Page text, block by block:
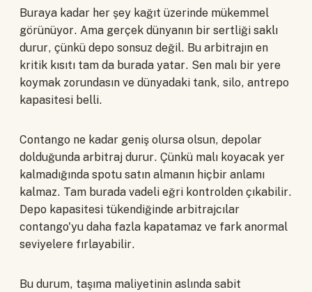
Buraya kadar her şey kağıt üzerinde mükemmel
görünüyor. Ama gerçek dünyanın bir sertliği saklı
durur, çünkü depo sonsuz değil. Bu arbitrajın en
kritik kısıtı tam da burada yatar. Sen malı bir yere
koymak zorundasın ve dünyadaki tank, silo, antrepo
kapasitesi belli.
Contango ne kadar geniş olursa olsun, depolar
dolduğunda arbitraj durur. Çünkü malı koyacak yer
kalmadığında spotu satın almanın hiçbir anlamı
kalmaz. Tam burada vadeli eğri kontrolden çıkabilir.
Depo kapasitesi tükendiğinde arbitrajcılar
contango'yu daha fazla kapatamaz ve fark anormal
seviyelere fırlayabilir.
Bu durum, taşıma maliyetinin aslında sabit